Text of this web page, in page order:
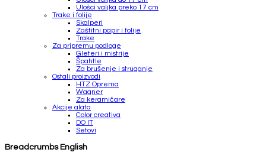
Ulošci valjka preko 17 cm
Trake i folije
Skalperi
Zaštitni papir i folije
Trake
Za pripremu podloge
Gleteri i mistrije
Špahtle
Za brušenje i struganje
Ostali proizvodi
HTZ Oprema
Wagner
Za keramičare
Akcije alata
Color creativa
DO IT
Setovi
Breadcrumbs English